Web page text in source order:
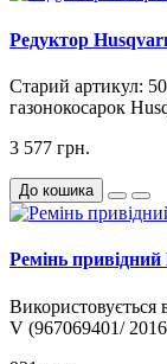
Редуктор
Старий артикул:
газонокосарок
3 577 грн.
До кошика
Ремінь
Використовується
V (967069401/